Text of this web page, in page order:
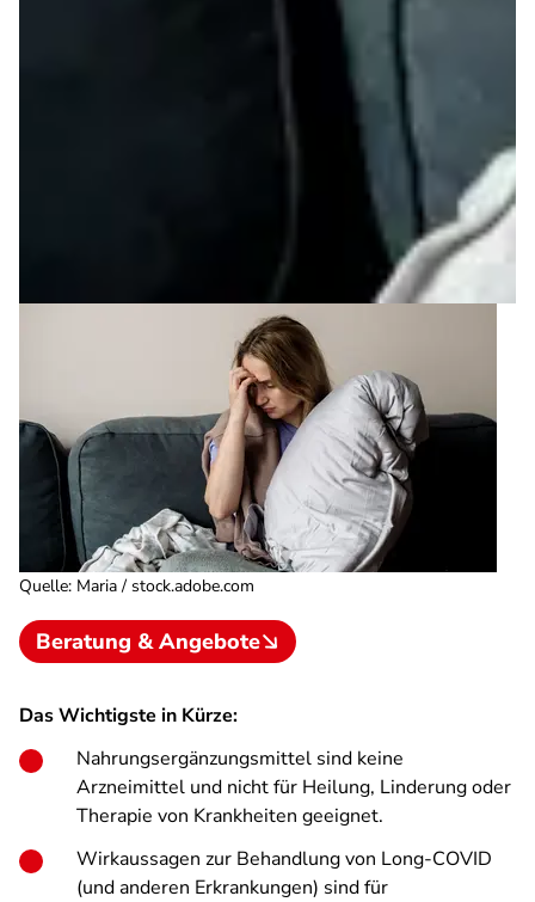
Quelle: Maria / stock.adobe.com
Beratung & Angebote
Das Wichtigste in Kürze:
Nahrungsergänzungsmittel sind keine
Arzneimittel und nicht für Heilung, Linderung oder
Therapie von Krankheiten geeignet.
Wirkaussagen zur Behandlung von Long-COVID
(und anderen Erkrankungen) sind für